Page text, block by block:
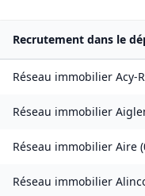
Recrutement dans le
Réseau immobilier Acy-
Réseau immobilier
Réseau immobilier Aire (
Réseau immobilier